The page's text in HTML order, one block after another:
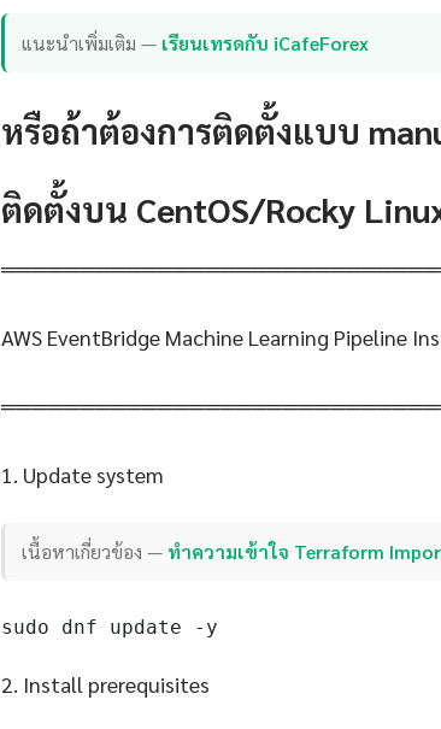
แนะนำเพิ่มเติม — เรียนเทรดกับ iCafeForex
หรือถ้าต้องการติดตั้งแบบ
ติดตั้งบน CentOS/Rocky
AWS EventBridge Machine Learning Pipeline
1. Update system
เนื้อหาเกี่ยวข้อง — ทำความเข้าใจ Terraform
sudo dnf update -y
2. Install prerequisites